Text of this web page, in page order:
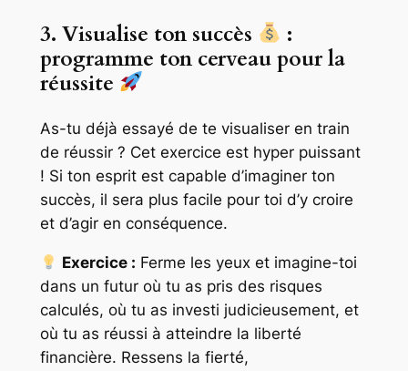
3. Visualise ton succès
:
programme ton cerveau pour la
réussite
As-tu déjà essayé de te visualiser en train
de réussir ? Cet exercice est hyper puissant
! Si ton esprit est capable d’imaginer ton
succès, il sera plus facile pour toi d’y croire
et d’agir en conséquence.
Exercice : Ferme les yeux et imagine-toi
dans un futur où tu as pris des risques
calculés, où tu as investi judicieusement, et
où tu as réussi à atteindre la liberté
financière. Ressens la fierté,